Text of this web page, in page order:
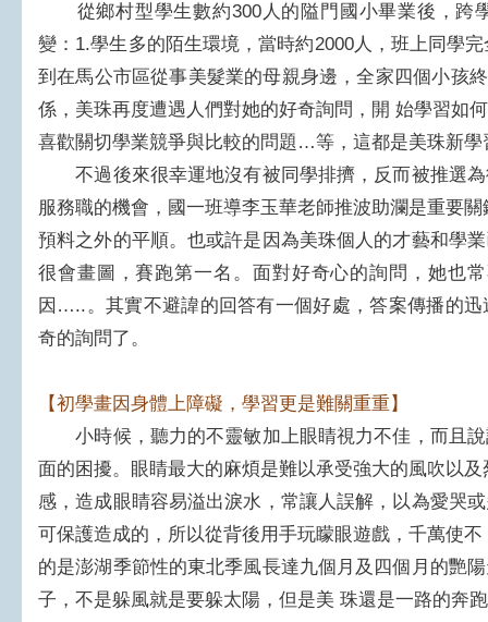
從鄉村型學生數約300人的隘門國小畢業後，跨
變：1.學生多的陌生環境，當時約2000人，班上同學
到在馬公市區從事美髮業的母親身邊，全家四個小孩
係，美珠再度遭遇人們對她的好奇詢問，開 始學習如
喜歡關切學業競爭與比較的問題…等，這都是美珠新學
不過後來很幸運地沒有被同學排擠，反而被推選為
服務職的機會，國一班導李玉華老師推波助瀾是重要
預料之外的平順。也或許是因為美珠個人的才藝和學
很會畫圖，賽跑第一名。面對好奇心的詢問，她也
因…..。其實不避諱的回答有一個好處，答案傳播的
奇的詢問了。
【初學畫因身體上障礙，學習更是難關重重】
小時候，聽力的不靈敏加上眼睛視力不佳，而且說
面的困擾。眼睛最大的麻煩是難以承受強大的風吹以
感，造成眼睛容易溢出淚水，常讓人誤解，以為愛哭
可保護造成的，所以從背後用手玩矇眼遊戲，千萬使
的是澎湖季節性的東北季風長達九個月及四個月的艷
子，不是躲風就是要躲太陽，但是美 珠還是一路的奔